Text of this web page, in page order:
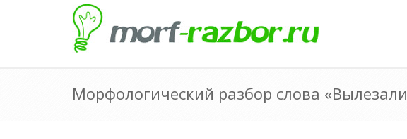
Морфологический разбор слова